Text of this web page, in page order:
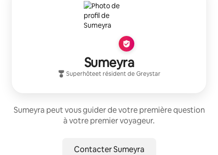
Sumeyra
Superhôteet résident deGreystar
Sumeyra peut vous guider de votre première question
à votre premier voyageur.
Contacter Sumeyra